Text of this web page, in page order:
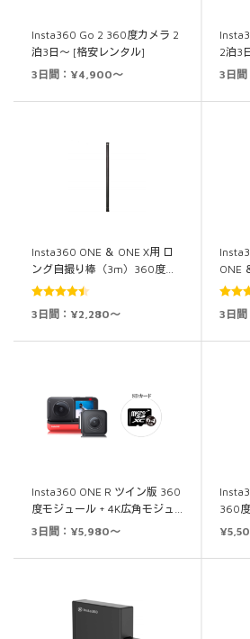
Insta360 Go 2 360度カメラ 2
泊3日～ [格安レンタル]
3日間：¥4,900～
2泊3
3日
Insta360 ONE ＆ ONE X用 ロ
ング自撮り棒（3m）360度…
5段階中
3日間：¥2,280～
ONE
5段階
3日
Insta360 ONE R ツイン版 360
度モジュール + 4K広角モジュ…
3日間：¥5,980～
360